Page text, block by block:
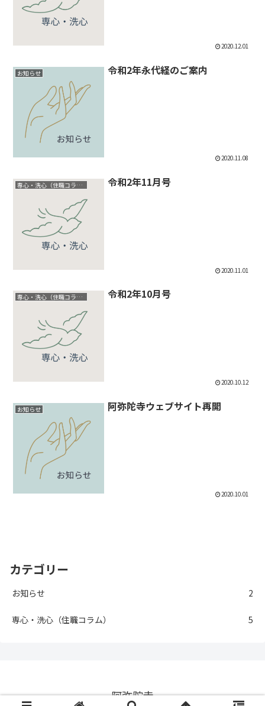
2020.12.01
お知らせ 令和2年永代経のご案内
2020.11.08
専心・洗心（住職コラム） 令和2年11月号
2020.11.01
専心・洗心（住職コラム） 令和2年10月号
2020.10.12
お知らせ 阿弥陀寺ウェブサイト再開
2020.10.01
カテゴリー
お知らせ 2
専心・洗心（住職コラム） 5
阿弥陀寺